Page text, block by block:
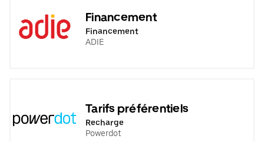
Financement
Financement
ADIE
Tarifs préférentiels
Recharge
Powerdot